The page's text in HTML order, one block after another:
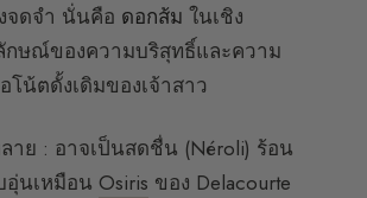
จดจำ นั่นคือ ดอกส้ม ในเชิง
ษณ์ของความบริสุทธิ์และความ
น้ตดั้งเดิมของเจ้าสาว
ย : อาจเป็นสดชื่น (Néroli) ร้อน
อุ่นเหมือน Osiris ของ Delacourte